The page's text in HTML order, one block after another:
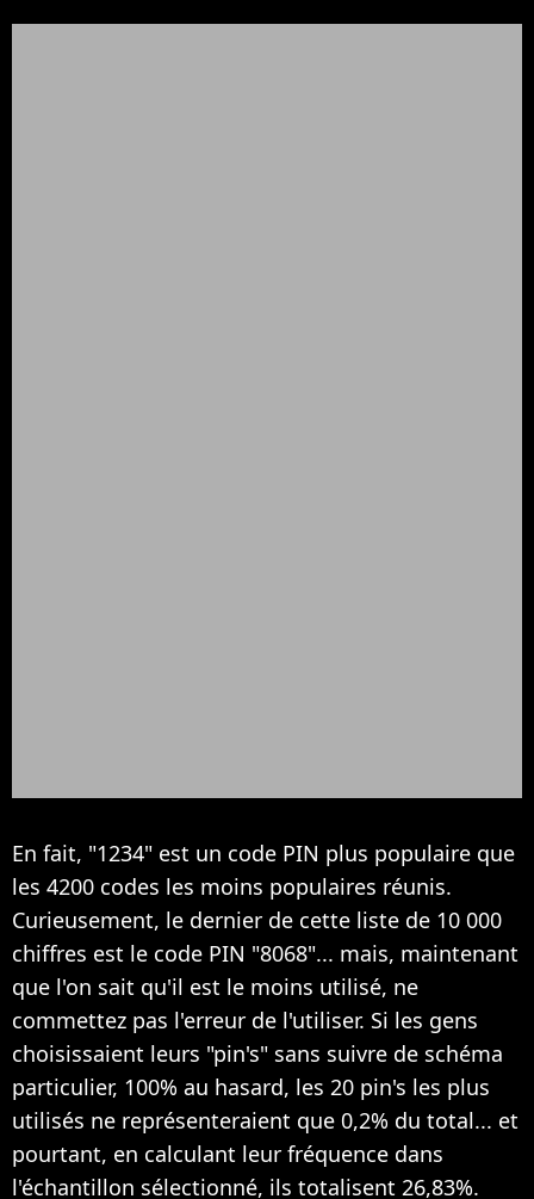
En fait, "1234" est un code PIN plus populaire que
les 4200 codes les moins populaires réunis.
Curieusement, le dernier de cette liste de 10 000
chiffres est le code PIN "8068"... mais, maintenant
que l'on sait qu'il est le moins utilisé, ne
commettez pas l'erreur de l'utiliser. Si les gens
choisissaient leurs "pin's" sans suivre de schéma
particulier, 100% au hasard, les 20 pin's les plus
utilisés ne représenteraient que 0,2% du total... et
pourtant, en calculant leur fréquence dans
l'échantillon sélectionné, ils totalisent 26,83%.